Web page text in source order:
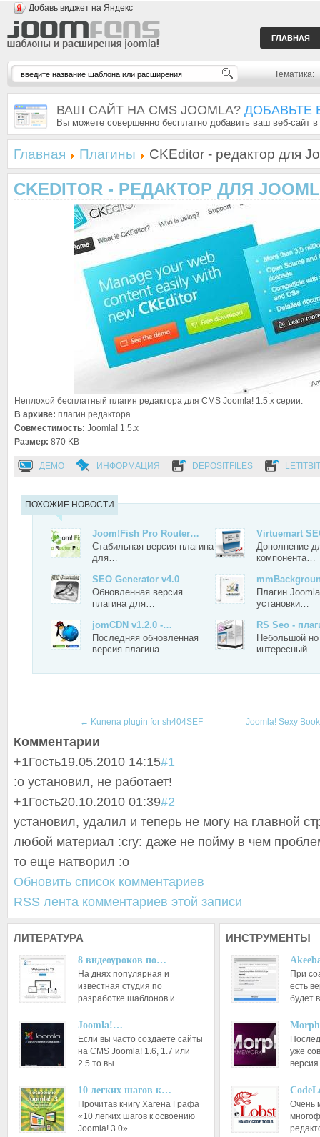
Добавь виджет на Яндекс
ГЛАВНАЯ
Тематика:
ВАШ САЙТ НА CMS JOOMLA? ДОБАВЬТЕ
Вы можете совершенно бесплатно добавить ваш веб-сайт
Главная Плагины CKEditor - редактор для
CKEDITOR - РЕДАКТОР ДЛЯ
Неплохой бесплатный плагин редактора для CMS Joomla! 1.5.x серии.
В архиве: плагин редактора
Совместимость: Joomla! 1.5.x
Размер: 870 KB
ДЕМО ИНФОРМАЦИЯ DEPOSITFILES LETITBIT
ПОХОЖИЕ НОВОСТИ
Joom!Fish Pro Router…
Стабильная версия плагина
для…
Virtuemart
Дополнение
компонента…
SEO Generator v4.0
Обновленная версия
плагина для…
Плагин
установки…
jomCDN v1.2.0 -…
Последняя обновленная
версия плагина…
RS Seo -
Небольшой но
интересный…
← Kunena plugin for sh404SEF Joomla! Sexy
Комментарии
+1Гость19.05.2010 14:15#1
:o установил, не работает!
+1Гость20.10.2010 01:39#2
установил, удалил и теперь не могу на главной
любой материал :cry: даже не пойму в чем
то еще натворил :o
Обновить список комментариев
RSS лента комментариев этой записи
ЛИТЕРАТУРА
8 видеоуроков по…
На днях популярная и
известная студия по
разработке шаблонов и…
Joomla!…
Если вы часто создаете сайты
на CMS Joomla! 1.6, 1.7 или
2.5 то вы…
10 легких шагов к…
Прочитав книгу Хагена Графа
«10 легких шагов к освоению
Joomla! 3.0»…
ИНСТРУМЕНТЫ
При
есть
будет
уже
Очень